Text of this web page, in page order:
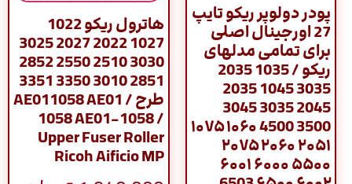
پودر دولوپر ریکو تایپ
27 اورجینال اصلی
برای تمامی مدلهای
ریکو / 1035 2035
3035 1045 2035
2045 3035 3045
3500 4500 ۱۰۶۰ ۱۰۷۵
۲۰۵۱ ۲۰۶۰ ۲۰۷۵
۵۵۰۰ ۶۰۰۰ ۶۰۰۱
هاترول ریکو 1022
1027 2022 2027 3025
3030 2510 2550 2852
2851 3010 3350 3351
طرح / AE011058 AE01
1058 AE01-1058 /
Upper Fuser Roller
Ricoh Aificio MP